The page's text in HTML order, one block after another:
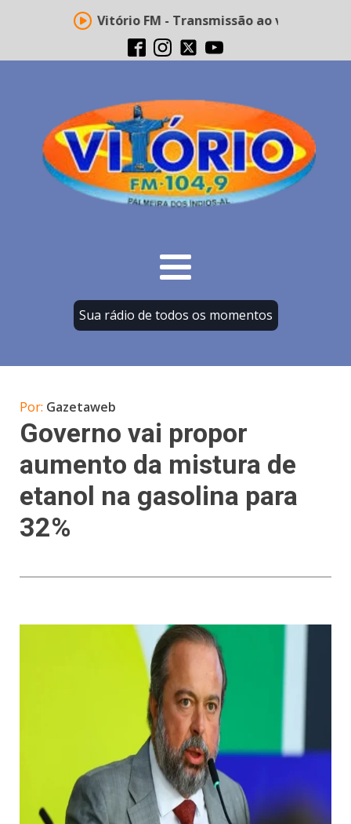
Rádio Vitório FM - Transmissão ao vivo
Sua rádio de todos os momentos
Por: Gazetaweb
Governo vai propor
aumento da mistura de
etanol na gasolina para
32%